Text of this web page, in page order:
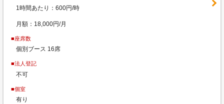
1時間あたり：600円/時
月額：18,000円/月
■座席数
個別ブース 16席
■法人登記
不可
■個室
有り